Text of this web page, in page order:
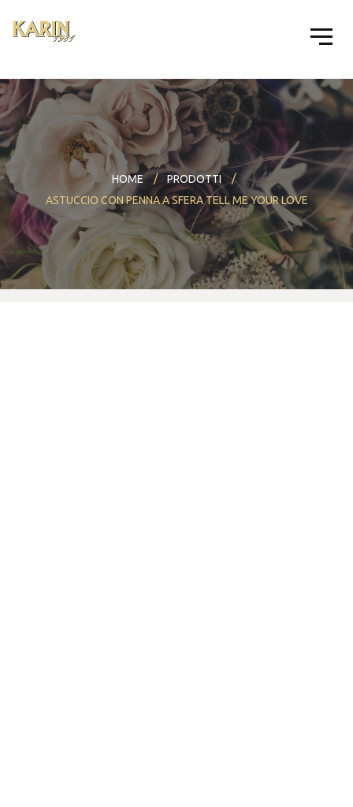
HOME
PRODOTTI
ASTUCCIO CON PENNA A SFERA TELL ME YOUR LOVE